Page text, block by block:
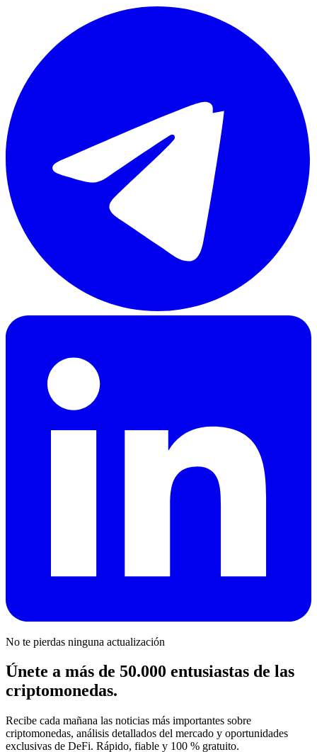
No te pierdas ninguna actualización
Únete a más de 50.000 entusiastas de las
criptomonedas.
Recibe cada mañana las noticias más importantes sobre
criptomonedas, análisis detallados del mercado y oportunidades
exclusivas de DeFi. Rápido, fiable y 100 % gratuito.